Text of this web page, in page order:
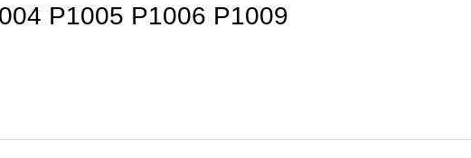
P1005 P1006 P1009